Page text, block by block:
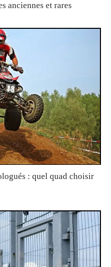
anciennes et rares
: quel quad choisir